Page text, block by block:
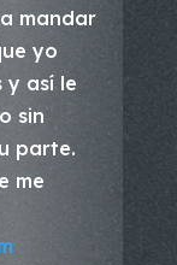
mandar
yo
y así le
sin
parte.
me